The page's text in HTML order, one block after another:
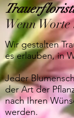
Wenn
Wir gestalten
es erlauben, in
Jeder
der Art der
nach Ihren
werden.